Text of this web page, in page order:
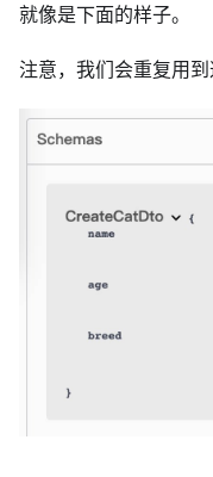
就像是下面的样子。
注意，我们会重复用到